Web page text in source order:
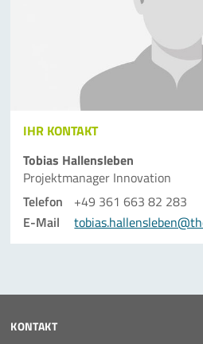
IHR KONTAKT
Tobias Hallensleben
Projektmanager Innovation
Telefon
+49 361 663 82 283
E-Mail
KONTAKT